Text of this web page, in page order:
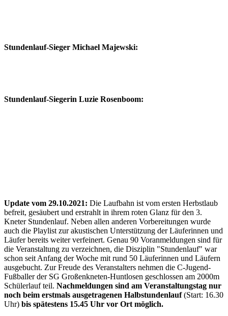
Stundenlauf-Sieger Michael Majewski:
Stundenlauf-Siegerin Luzie Rosenboom:
Update vom 29.10.2021: Die Laufbahn ist vom ersten Herbstlaub
befreit, gesäubert und erstrahlt in ihrem roten Glanz für den 3.
Kneter Stundenlauf. Neben allen anderen Vorbereitungen wurde
auch die Playlist zur akustischen Unterstützung der Läuferinnen und
Läufer bereits weiter verfeinert. Genau 90 Voranmeldungen sind für
die Veranstaltung zu verzeichnen, die Disziplin "Stundenlauf" war
schon seit Anfang der Woche mit rund 50 Läuferinnen und Läufern
ausgebucht. Zur Freude des Veranstalters nehmen die C-Jugend-
Fußballer der SG Großenkneten-Huntlosen geschlossen am 2000m
Schülerlauf teil. Nachmeldungen sind am Veranstaltungstag nur
noch beim erstmals ausgetragenen Halbstundenlauf(Start: 16.30
Uhr) bis spätestens 15.45 Uhr vor Ort möglich.